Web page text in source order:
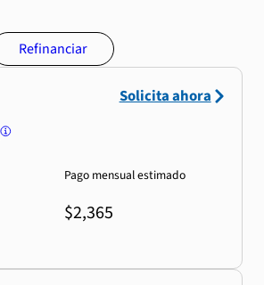
Refinanciar
Pago mensual estimado
$2,365
Solicita ahora